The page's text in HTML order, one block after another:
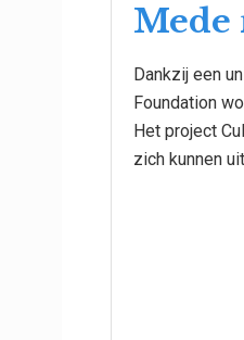
Mede
Dankzij een
Foundation
Het project
zich kunnen